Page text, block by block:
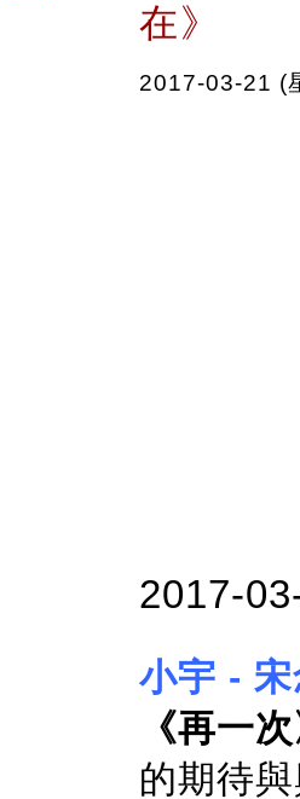
在》
2017-03-21 (
2017-
小宇 -
《再一次
的期待